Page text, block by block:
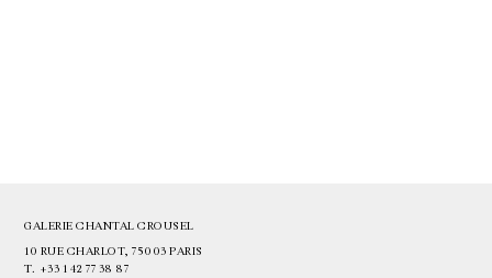
GALERIE CHANTAL CROUSEL
10 RUE CHARLOT, 75003 PARIS
T. +33 1 42 77 38 87